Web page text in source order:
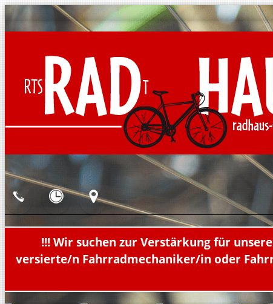
!!! Wir suchen zur Verstärkung für
versierte/n Fahrradmechaniker/in oder